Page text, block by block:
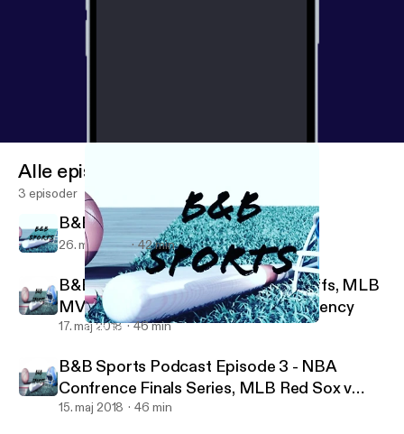
B&B Sports Episode 5 NBA Talk
Alle episoder
3 episoder
B&B Sports Episode 5 NBA Talk
26. maj 2018 42 min
B&B Sports Episode 4 - NBA Playoffs, MLB
MVP/CY Young Picks, NFL Free Angency
17. maj 2018 46 min
B&B Sports Podcast Episode 3 - NBA
Confrence Finals Series, MLB Red Sox v
Yankees and AL and NL Best Teams
15. maj 2018 46 min